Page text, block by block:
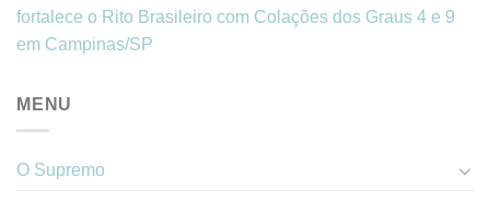
fortalece o Rito Brasileiro com Colações dos Graus 4 e 9
em Campinas/SP
MENU
O Supremo